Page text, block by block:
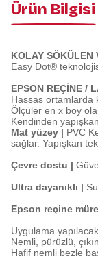
Ürün Bilgisi
KOLAY SÖKÜLEN
Easy Dot®
EPSON REÇİNE /
Hassas ortamlarda
Ölçüler en x boy
Kendinden
Mat yüzey | PVC
sağlar. Yapışkan
Çevre dostu |
Ultra dayanıklı |
Epson reçine
Uygulama
Nemli, pürüzlü,
Hafif nemli bezle